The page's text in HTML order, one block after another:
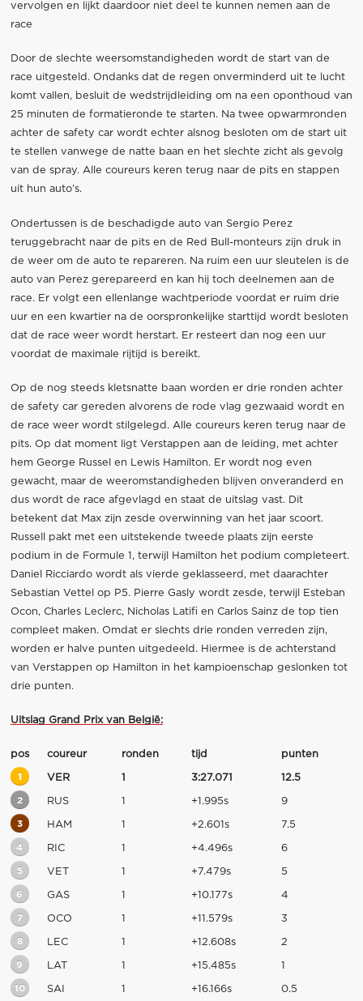
vervolgen en lijkt daardoor niet deel te kunnen nemen aan de
race
Door de slechte weersomstandigheden wordt de start van de
race uitgesteld. Ondanks dat de regen onverminderd uit te lucht
komt vallen, besluit de wedstrijdleiding om na een oponthoud van
25 minuten de formatieronde te starten. Na twee opwarmronden
achter de safety car wordt echter alsnog besloten om de start uit
te stellen vanwege de natte baan en het slechte zicht als gevolg
van de spray. Alle coureurs keren terug naar de pits en stappen
uit hun auto’s.
Ondertussen is de beschadigde auto van Sergio Perez
teruggebracht naar de pits en de Red Bull-monteurs zijn druk in
de weer om de auto te repareren. Na ruim een uur sleutelen is de
auto van Perez gerepareerd en kan hij toch deelnemen aan de
race. Er volgt een ellenlange wachtperiode voordat er ruim drie
uur en een kwartier na de oorspronkelijke starttijd wordt besloten
dat de race weer wordt herstart. Er resteert dan nog een uur
voordat de maximale rijtijd is bereikt.
Op de nog steeds kletsnatte baan worden er drie ronden achter
de safety car gereden alvorens de rode vlag gezwaaid wordt en
de race weer wordt stilgelegd. Alle coureurs keren terug naar de
pits. Op dat moment ligt Verstappen aan de leiding, met achter
hem George Russel en Lewis Hamilton. Er wordt nog even
gewacht, maar de weeromstandigheden blijven onveranderd en
dus wordt de race afgevlagd en staat de uitslag vast. Dit
betekent dat Max zijn zesde overwinning van het jaar scoort.
Russell pakt met een uitstekende tweede plaats zijn eerste
podium in de Formule 1, terwijl Hamilton het podium completeert.
Daniel Ricciardo wordt als vierde geklasseerd, met daarachter
Sebastian Vettel op P5. Pierre Gasly wordt zesde, terwijl Esteban
Ocon, Charles Leclerc, Nicholas Latifi en Carlos Sainz de top tien
compleet maken. Omdat er slechts drie ronden verreden zijn,
worden er halve punten uitgedeeld. Hiermee is de achterstand
van Verstappen op Hamilton in het kampioenschap geslonken tot
drie punten.
Uitslag Grand Prix van België:
pos coureur ronden tijd punten
1 VER 1 3:27.071 12.5
2 RUS 1 +1.995s 9
3 HAM 1 +2.601s 7.5
4 RIC 1 +4.496s 6
5 VET 1 +7.479s 5
6 GAS 1 +10.177s 4
7 OCO 1 +11.579s 3
8 LEC 1 +12.608s 2
9 LAT 1 +15.485s 1
10 SAI 1 +16.166s 0.5